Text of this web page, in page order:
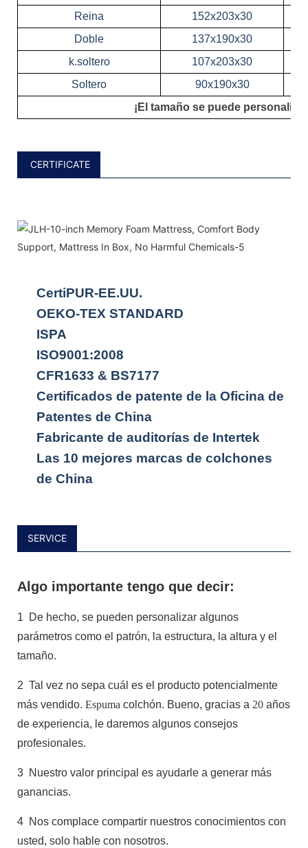
Reina
152x203x30
Doble
137x190x30
k.soltero
107x203x30
Soltero
90x190x30
¡El tamaño se puede
CERTIFICATE
CertiPUR-EE.UU.
OEKO-TEX STANDARD
ISPA
ISO9001:2008
CFR1633 & BS7177
Certificados de patente de la Oficina de
Patentes de China
Fabricante de auditorías de Intertek
Las 10 mejores marcas de colchones
de China
SERVICE
Algo importante tengo que decir:
1
De hecho, se pueden personalizar algunos
parámetros como el patrón, la estructura, la altura y el
tamaño.
2 Tal vez no sepa cuál es el producto potencialmente
más vendido. Espuma colchón. Bueno, gracias a 20 años
de experiencia, le daremos algunos consejos
profesionales.
3 Nuestro valor principal es ayudarle a generar más
ganancias.
4 Nos complace compartir nuestros conocimientos con
usted, solo hable con nosotros.